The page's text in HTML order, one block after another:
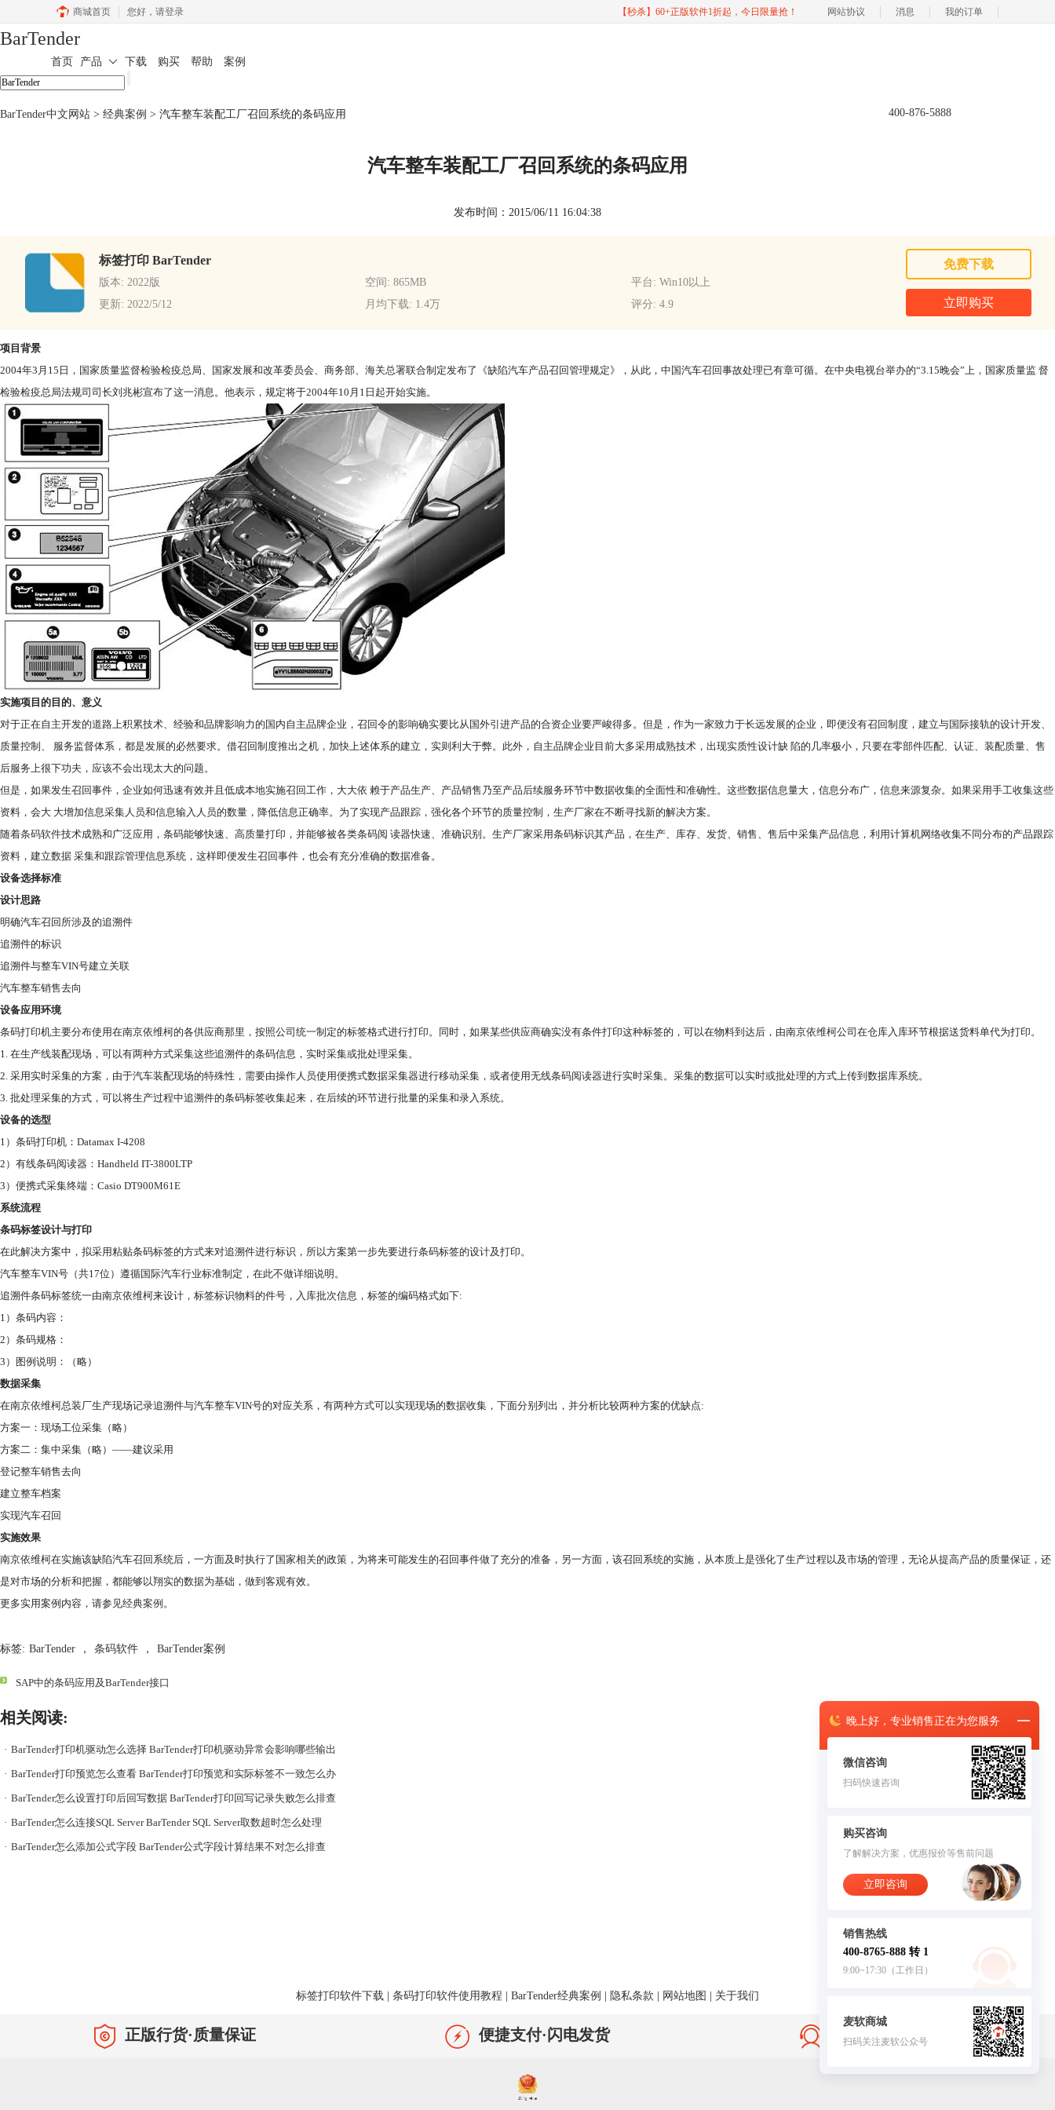
晚上好， 专业销售正在为您服务
微信咨询
扫码快速咨询
购买咨询
了解解决方案，优惠报价等售前问题
立即咨询
销售热线
400-8765-888 转 1
9:00~17:30（工作日）
麦软商城
扫码关注麦软公众号
客服
商城首页 您好， 请登录 【秒杀】60+正版软件1折起，今日限量抢！ 网站协议 消息 我的订单
BarTender
首页 产品 下载 购买 帮助 案例
400-876-5888
BarTender中文网站 > 经典案例 > 汽车整车装配工厂召回系统的条码应用
汽车整车装配工厂召回系统的条码应用
发布时间：2015/06/11 16:04:38
标签打印 BarTender
版本: 2022版 空间: 865MB
平台: Win10以上
更新: 2022/5/12
月均下载: 1.4万 评分: 4.9
免费下载
立即购买
项目背景
2004年3月15日，国家质量监督检验检疫总局、国家发展和改革委员会、商务部、海关总署联合制定发布了《缺陷汽车产品召回管理规定》，从此，中国汽车召回事故处理已有章可循。在中央电视台举办的“3.15晚会”上，国家质量监 督
检验检疫总局法规司司长刘兆彬宣布了这一消息。他表示，规定将于2004年10月1日起开始实施。
实施项目的目的、意义
对于正在自主开发的道路上积累技术、经验和品牌影响力的国内自主品牌企业，召回令的影响确实要比从国外引进产品的合资企业要严峻得多。但是，作为一家致力于长远发展的企业，即便没有召回制度，建立与国际接轨的设计开发、
质量控制、 服务监督体系，都是发展的必然要求。借召回制度推出之机，加快上述体系的建立，实则利大于弊。此外，自主品牌企业目前大多采用成熟技术，出现实质性设计缺 陷的几率极小，只要在零部件匹配、认证、装配质量、售
后服务上很下功夫，应该不会出现太大的问题。
但是，如果发生召回事件，企业如何迅速有效并且低成本地实施召回工作，大大依 赖于产品生产、产品销售乃至产品后续服务环节中数据收集的全面性和准确性。这些数据信息量大，信息分布广，信息来源复杂。如果采用手工收集这些
资料，会大 大增加信息采集人员和信息输入人员的数量，降低信息正确率。为了实现产品跟踪，强化各个环节的质量控制，生产厂家在不断寻找新的解决方案。
随着条码软件技术成熟和广泛应用，条码能够快速、高质量打印，并能够被各类条码阅 读器快速、准确识别。生产厂家采用条码标识其产品，在生产、库存、发货、销售、售后中采集产品信息，利用计算机网络收集不同分布的产品跟踪
资料，建立数据 采集和跟踪管理信息系统，这样即便发生召回事件，也会有充分准确的数据准备。
设备选择标准
设计思路
明确汽车召回所涉及的追溯件
追溯件的标识
追溯件与整车VIN号建立关联
汽车整车销售去向
设备应用环境
条码打印机主要分布使用在南京依维柯的各供应商那里，按照公司统一制定的标签格式进行打印。同时，如果某些供应商确实没有条件打印这种标签的，可以在物料到达后，由南京依维柯公司在仓库入库环节根据送货料单代为打印。
1. 在生产线装配现场，可以有两种方式采集这些追溯件的条码信息，实时采集或批处理采集。
2. 采用实时采集的方案，由于汽车装配现场的特殊性，需要由操作人员使用便携式数据采集器进行移动采集，或者使用无线条码阅读器进行实时采集。采集的数据可以实时或批处理的方式上传到数据库系统。
3. 批处理采集的方式，可以将生产过程中追溯件的条码标签收集起来，在后续的环节进行批量的采集和录入系统。
设备的选型
1）条码打印机：Datamax I-4208
2）有线条码阅读器：Handheld IT-3800LTP
3）便携式采集终端：Casio DT900M61E
系统流程
条码标签设计与打印
在此解决方案中，拟采用粘贴条码标签的方式来对追溯件进行标识，所以方案第一步先要进行条码标签的设计及打印。
汽车整车VIN号（共17位）遵循国际汽车行业标准制定，在此不做详细说明。
追溯件条码标签统一由南京依维柯来设计，标签标识物料的件号，入库批次信息，标签的编码格式如下:
1）条码内容：
2）条码规格：
3）图例说明：（略）
数据采集
在南京依维柯总装厂生产现场记录追溯件与汽车整车VIN号的对应关系，有两种方式可以实现现场的数据收集，下面分别列出，并分析比较两种方案的优缺点:
方案一：现场工位采集（略）
方案二：集中采集（略）——建议采用
登记整车销售去向
建立整车档案
实现汽车召回
实施效果
南京依维柯在实施该缺陷汽车召回系统后，一方面及时执行了国家相关的政策，为将来可能发生的召回事件做了充分的准备，另一方面，该召回系统的实施，从本质上是强化了生产过程以及市场的管理，无论从提高产品的质量保证，还
是对市场的分析和把握，都能够以翔实的数据为基础，做到客观有效。
更多实用案例内容，请参见经典案例 。
标签: BarTender ， 条码软件 ， BarTender案例
SAP中的条码应用及BarTender接口
相关阅读:
· BarTender打印机驱动怎么选择 BarTender打印机驱动异常会影响哪些输出
· BarTender打印预览怎么查看 BarTender打印预览和实际标签不一致怎么办
· BarTender怎么设置打印后回写数据 BarTender打印回写记录失败怎么排查
· BarTender怎么连接SQL Server BarTender SQL Server取数超时怎么处理
· BarTender怎么添加公式字段 BarTender公式字段计算结果不对怎么排查
标签打印软件下载 条码打印软件使用教程 BarTender经典案例 隐私条款 网站地图 关于我们
正版行货·质量保证 便捷支付·闪电发货 售后无忧·服务保障